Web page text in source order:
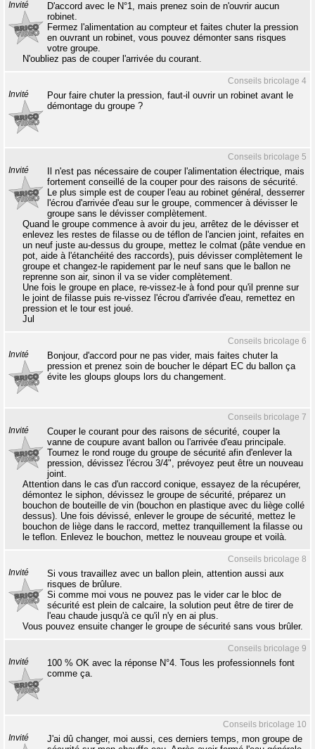
Invité
D'accord avec le N°1, mais prenez soin de n'ouvrir aucun
robinet.
Fermez l'alimentation au compteur et faites chuter la pression
en ouvrant un robinet, vous pouvez démonter sans risques
votre groupe.
N'oubliez pas de couper l'arrivée du courant.
Conseils bricolage 4
Invité
Pour faire chuter la pression, faut-il ouvrir un robinet avant le
démontage du groupe ?
Conseils bricolage 5
Invité
Il n'est pas nécessaire de couper l'alimentation électrique, mais
fortement conseillé de la couper pour des raisons de sécurité.
Le plus simple est de couper l'eau au robinet général, desserrer
l'écrou d'arrivée d'eau sur le groupe, commencer à dévisser le
groupe sans le dévisser complètement.
Quand le groupe commence à avoir du jeu, arrêtez de le dévisser et
enlevez les restes de filasse ou de téflon de l'ancien joint, refaites en
un neuf juste au-dessus du groupe, mettez le colmat (pâte vendue en
pot, aide à l'étanchéité des raccords), puis dévisser complètement le
groupe et changez-le rapidement par le neuf sans que le ballon ne
reprenne son air, sinon il va se vider complètement.
Une fois le groupe en place, re-vissez-le à fond pour qu'il prenne sur
le joint de filasse puis re-vissez l'écrou d'arrivée d'eau, remettez en
pression et le tour est joué.
Jul
Conseils bricolage 6
Invité
Bonjour, d'accord pour ne pas vider, mais faites chuter la
pression et prenez soin de boucher le départ EC du ballon ça
évite les gloups gloups lors du changement.
Conseils bricolage 7
Invité
Couper le courant pour des raisons de sécurité, couper la
vanne de coupure avant ballon ou l'arrivée d'eau principale.
Tournez le rond rouge du groupe de sécurité afin d'enlever la
pression, dévissez l'écrou 3/4", prévoyez peut être un nouveau
joint.
Attention dans le cas d'un raccord conique, essayez de la récupérer,
démontez le siphon, dévissez le groupe de sécurité, préparez un
bouchon de bouteille de vin (bouchon en plastique avec du liège collé
dessus). Une fois dévissé, enlever le groupe de sécurité, mettez le
bouchon de liège dans le raccord, mettez tranquillement la filasse ou
le teflon. Enlevez le bouchon, mettez le nouveau groupe et voilà.
Conseils bricolage 8
Invité
Si vous travaillez avec un ballon plein, attention aussi aux
risques de brûlure.
Si comme moi vous ne pouvez pas le vider car le bloc de
sécurité est plein de calcaire, la solution peut être de tirer de
l'eau chaude jusqu'à ce qu'il n'y en ai plus.
Vous pouvez ensuite changer le groupe de sécurité sans vous brûler.
Conseils bricolage 9
Invité
100 % OK avec la réponse N°4. Tous les professionnels font
comme ça.
Conseils bricolage 10
Invité
J'ai dû changer, moi aussi, ces derniers temps, mon groupe de